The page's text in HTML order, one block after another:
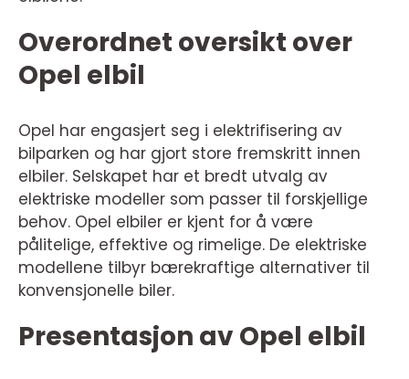
Overordnet oversikt over
Opel elbil
Opel har engasjert seg i elektrifisering av
bilparken og har gjort store fremskritt innen
elbiler. Selskapet har et bredt utvalg av
elektriske modeller som passer til forskjellige
behov. Opel elbiler er kjent for å være
pålitelige, effektive og rimelige. De elektriske
modellene tilbyr bærekraftige alternativer til
konvensjonelle biler.
Presentasjon av Opel elbil